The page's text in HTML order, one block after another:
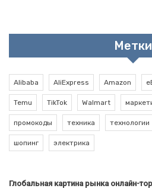
Метки
Alibaba AliExpress Amazon
Temu TikTok Walmart
промокоды техника технологии
шопинг электрика
Глобальная картина рынка онлайн-